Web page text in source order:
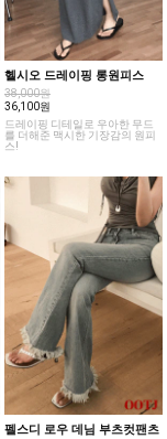
헬시오 드레이핑 롱원피스
38,000원
36,100원
드레이핑 디테일로 우아한 무드
를 더해준 맥시한 기장감의 원피
스!
펠스디 로우 데님 부츠컷팬츠